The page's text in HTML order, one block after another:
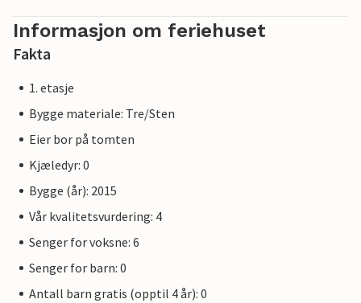
Informasjon om feriehuset
Fakta
1. etasje
Bygge materiale: Tre/Sten
Eier bor på tomten
Kjæledyr: 0
Bygge (år): 2015
Vår kvalitetsvurdering: 4
Senger for voksne: 6
Senger for barn: 0
Antall barn gratis (opptil 4 år): 0